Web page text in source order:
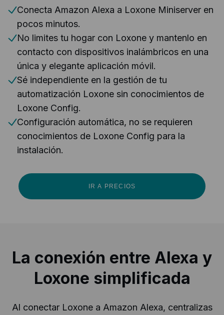
Conecta Amazon Alexa a Loxone Miniserver en
pocos minutos.
No limites tu hogar con Loxone y mantenlo en
contacto con dispositivos inalámbricos en una
única y elegante aplicación móvil.
Sé independiente en la gestión de tu
automatización Loxone sin conocimientos de
Loxone Config.
Configuración automática, no se requieren
conocimientos de Loxone Config para la
instalación.
IR A PRECIOS
La conexión entre Alexa y
Loxone simplificada
Al conectar Loxone a Amazon Alexa, centralizas